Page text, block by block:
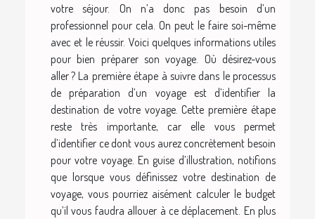
votre séjour. On n’a donc pas besoin d’un
professionnel pour cela. On peut le faire soi-même
avec et le réussir. Voici quelques informations utiles
pour bien préparer son voyage. Où désirez-vous
aller ? La première étape à suivre dans le processus
de préparation d’un voyage est d’identifier la
destination de votre voyage. Cette première étape
reste très importante, car elle vous permet
d’identifier ce dont vous aurez concrètement besoin
pour votre voyage. En guise d’illustration, notifions
que lorsque vous définissez votre destination de
voyage, vous pourriez aisément calculer le budget
qu’il vous faudra allouer à ce déplacement. En plus